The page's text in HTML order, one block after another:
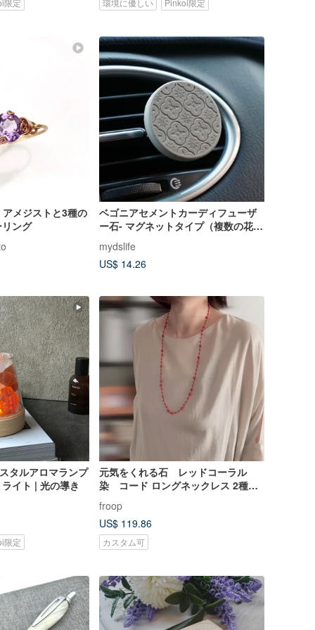
メジストと3種の
ング
ベゴニアセメントカーディフューザ
ー石- マグネットタイプ（複数の花タ
イプ） |質感と生命のMIT
mydslife
US$ 14.26
タルアロマランプ
イト | 光の導き
限定
元気をくれる石 レッドコーラル
染 コード ロングネックレス 2種
類 軽やか
froop
US$ 119.86
カスタム可